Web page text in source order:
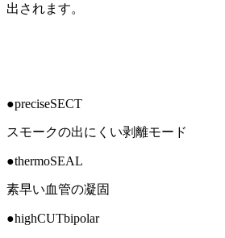
出されます。
●preciseSECT
スモークの出にくい剥離モード
●thermoSEAL
素早い血管の凝固
●highCUTbipolar